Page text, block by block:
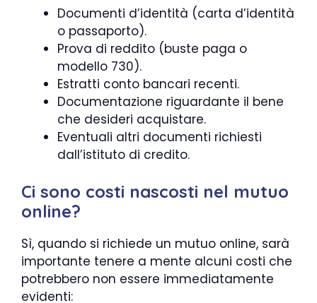
Documenti d’identità (carta d’identità
o passaporto).
Prova di reddito (buste paga o
modello 730).
Estratti conto bancari recenti.
Documentazione riguardante il bene
che desideri acquistare.
Eventuali altri documenti richiesti
dall’istituto di credito.
Ci sono costi nascosti nel mutuo
online?
Sì, quando si richiede un mutuo online, sarà
importante tenere a mente alcuni costi che
potrebbero non essere immediatamente
evidenti: